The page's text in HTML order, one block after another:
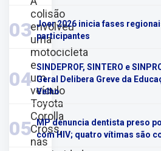
colisão
envolveu
uma
motocicleta
e
um
veículo
Toyota
Corolla
Cross,
nas
03 Joer 2026 inicia fases
participantes
04
SINDEPROF, SINTERO e
Geral Delibera Greve da
Velho
05
MP denuncia dentista preso
com HIV; quatro vítimas são